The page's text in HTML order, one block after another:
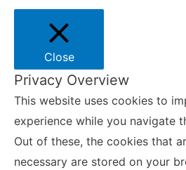
Close
Privacy Overview
This website uses cookies to
experience while you navigate
Out of these, the cookies that
necessary are stored on your